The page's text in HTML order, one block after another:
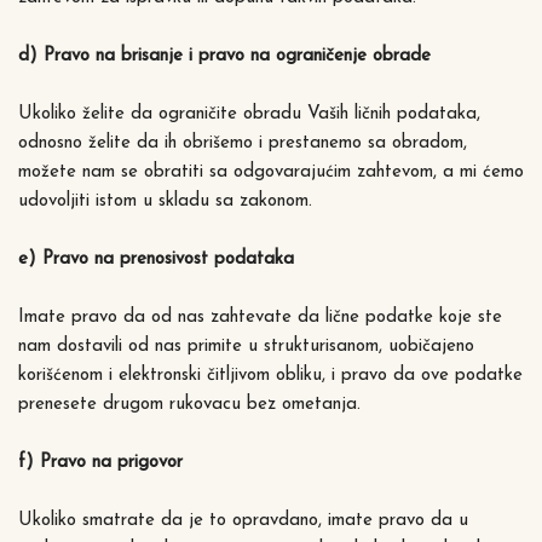
d) Pravo na brisanje i pravo na ograničenje obrade
Ukoliko želite da ograničite obradu Vaših ličnih podataka,
odnosno želite da ih obrišemo i prestanemo sa obradom,
možete nam se obratiti sa odgovarajućim zahtevom, a mi ćemo
udovoljiti istom u skladu sa zakonom.
e) Pravo na prenosivost podataka
Imate pravo da od nas zahtevate da lične podatke koje ste
nam dostavili od nas primite u strukturisanom, uobičajeno
korišćenom i elektronski čitljivom obliku, i pravo da ove podatke
prenesete drugom rukovacu bez ometanja.
f) Pravo na prigovor
Ukoliko smatrate da je to opravdano, imate pravo da u